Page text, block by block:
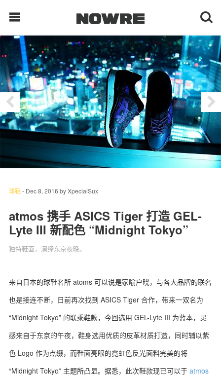
每日鲜榨
现客视点
每日栏目
时 尚
球 鞋
科 技
1/ 6
球鞋- Dec 8, 2016 byXpecialSux
atmos 携手 ASICS Tiger 打造 GEL-
Lyte III 新配色 “Midnight Tokyo”
独特鞋面，演绎东京夜晚。
来自日本的球鞋名所 atoms 可以说是家喻户晓，与各大品牌的联名
也是接连不断，日前再次找到 ASICS Tiger 合作，带来一双名为
“Midnight Tokyo” 的联乘鞋款，今回选用 GEL-Lyte III 为蓝本，灵
感来自于东京的午夜，鞋身选用优质的皮革材质打造，同时辅以紫
色 Logo 作为点缀，而鞋面亮眼的霓虹色反光面料完美的将
“Midnight Tokyo” 主题所凸显。据悉，此次鞋款现已可以于 atmos